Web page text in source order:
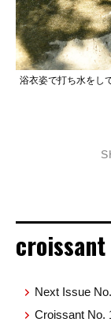
浴衣姿で打ち水をし
croissant
Next Issue
Croissant No.